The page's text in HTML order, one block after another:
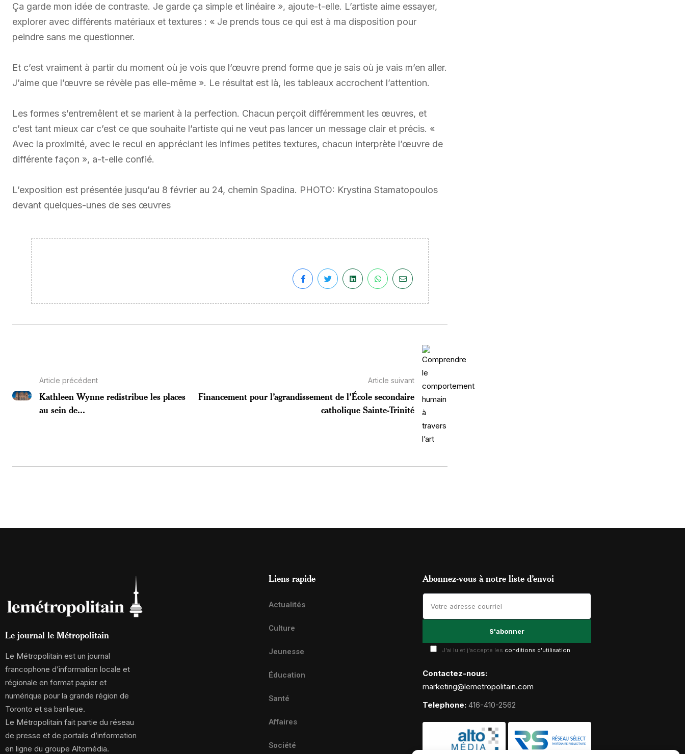
Ça garde mon idée de contraste. Je garde ça simple et linéaire », ajoute-t-elle. L’artiste aime essayer,
explorer avec différents matériaux et textures : « Je prends tous ce qui est à ma disposition pour
peindre sans me questionner.
Et c’est vraiment à partir du moment où je vois que l’œuvre prend forme que je sais où je vais m’en aller.
J’aime que l’œuvre se révèle pas elle-même ». Le résultat est là, les tableaux accrochent l’attention.
Les formes s’entremêlent et se marient à la perfection. Chacun perçoit différemment les œuvres, et
c’est tant mieux car c’est ce que souhaite l’artiste qui ne veut pas lancer un message clair et précis. «
Avec la proximité, avec le recul en appréciant les infimes petites textures, chacun interprète l’œuvre de
différente façon », a-t-elle confié.
L’exposition est présentée jusqu’au 8 février au 24, chemin Spadina. PHOTO: Krystina Stamatopoulos
devant quelques-unes de ses œuvres
Article précédent
Kathleen Wynne redistribue les places
au sein de...
Article suivant
Financement pour l’agrandissement de l’École secondaire
catholique Sainte-Trinité
Le journal le Métropolitain
Le Métropolitain est un journal
francophone d’information locale et
régionale en format papier et
numérique pour la grande région de
Toronto et sa banlieue.
Le Métropolitain fait partie du réseau
de presse et de portails d’information
en ligne du groupe Altomédia.
Liens rapide
Actualités
Culture
Jeunesse
Éducation
Santé
Affaires
Société
Abonnez-vous à notre liste d’envoi
J'ai lu et j'accepte les conditions d'utilisation
Contactez-nous:
marketing@lemetropolitain.com
Telephone: 416-410-2562